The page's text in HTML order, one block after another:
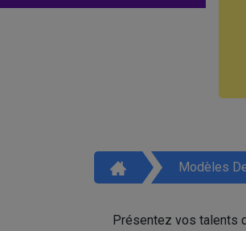
Modèles
Présentez vos talents